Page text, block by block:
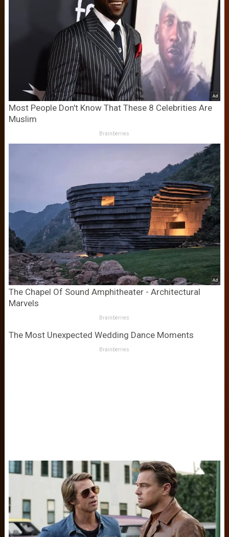
Most People Don't Know That These 8 Celebrities Are
Muslim
Brainberries
The Chapel Of Sound Amphitheater - Architectural
Marvels
Brainberries
The Most Unexpected Wedding Dance Moments
Brainberries